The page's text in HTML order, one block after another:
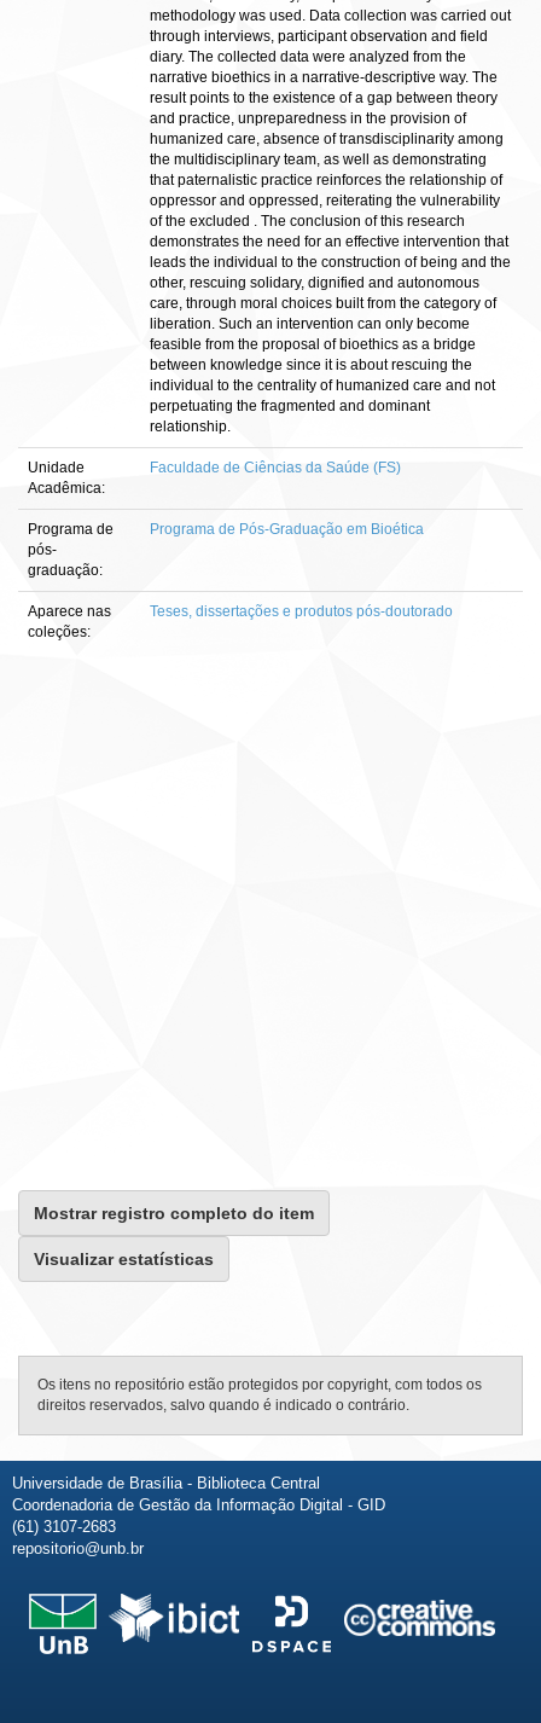
methodology was used. Data collection was carried out
through interviews, participant observation and field
diary. The collected data were analyzed from the
narrative bioethics in a narrative-descriptive way. The
result points to the existence of a gap between theory
and practice, unpreparedness in the provision of
humanized care, absence of transdisciplinarity among
the multidisciplinary team, as well as demonstrating
that paternalistic practice reinforces the relationship of
oppressor and oppressed, reiterating the vulnerability
of the excluded . The conclusion of this research
demonstrates the need for an effective intervention that
leads the individual to the construction of being and the
other, rescuing solidary, dignified and autonomous
care, through moral choices built from the category of
liberation. Such an intervention can only become
feasible from the proposal of bioethics as a bridge
between knowledge since it is about rescuing the
individual to the centrality of humanized care and not
perpetuating the fragmented and dominant
relationship.
Unidade
Acadêmica:
Faculdade de Ciências da Saúde (FS)
Programa de
pós-
graduação:
Programa de Pós-Graduação em Bioética
Aparece nas
coleções:
Teses, dissertações e produtos pós-doutorado
Mostrar registro completo do item
Visualizar estatísticas
Os itens no repositório estão protegidos por copyright, com todos os
direitos reservados, salvo quando é indicado o contrário.
Universidade de Brasília - Biblioteca Central
Coordenadoria de Gestão da Informação Digital - GID
(61) 3107-2683
repositorio@unb.br